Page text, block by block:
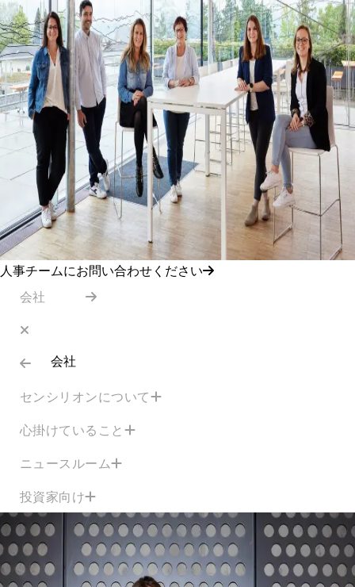
人事チームにお問い合わせください
会社
会社
センシリオンについて
心掛けていること
ニュースルーム
投資家向け